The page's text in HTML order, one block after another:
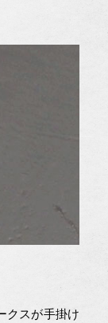
クスが手掛け